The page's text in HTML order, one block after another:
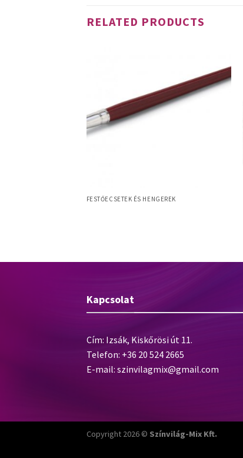
RELATED PRODUCTS
FESTŐECSETEK ÉS HENGEREK
Kapcsolat
Cím: Izsák, Kiskőrösi út 11.
Telefon: +36 20 524 2665
E-mail: szinvilagmix@gmail.com
Copyright 2026 © Színvilág-Mix Kft.